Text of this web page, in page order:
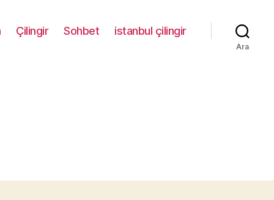
Çilingir Sohbet istanbul çilingir
Ara